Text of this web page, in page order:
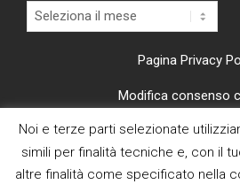
Archivi
Pagina Privacy
Modifica consenso
CI TROVI ANCHE
Noi e terze parti selezionate
simili per finalità tecniche e, con il
altre finalità come specificato nella